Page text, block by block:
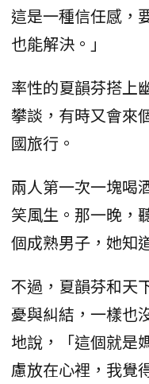
這是一種信任感，
也能解決。」
率性的夏韻芬搭上
攀談，有時又會來
國旅行。
兩人第一次一塊喝
笑風生。那一晚，
個成熟男子，她知
不過，夏韻芬和天
憂與糾結，一樣也
地說，「這個就是
慮放在心裡，我覺